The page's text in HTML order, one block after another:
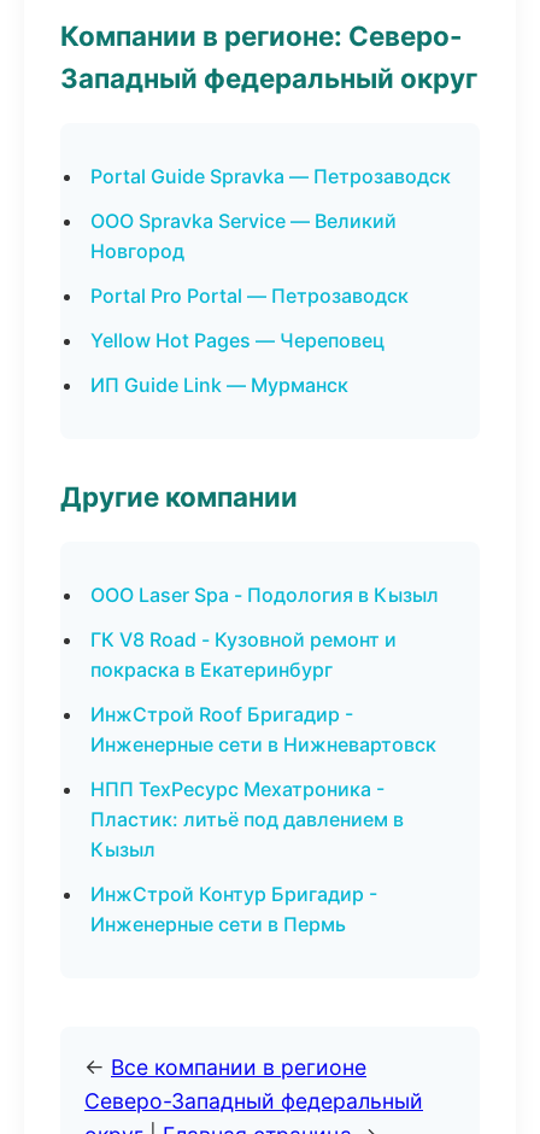
Компании в регионе: Северо-
Западный федеральный округ
Portal Guide Spravka — Петрозаводск
ООО Spravka Service — Великий
Новгород
Portal Pro Portal — Петрозаводск
Yellow Hot Pages — Череповец
ИП Guide Link — Мурманск
Другие компании
ООО Laser Spa - Подология в Кызыл
ГК V8 Road - Кузовной ремонт и
покраска в Екатеринбург
ИнжСтрой Roof Бригадир -
Инженерные сети в Нижневартовск
НПП ТехРесурс Мехатроника -
Пластик: литьё под давлением в
Кызыл
ИнжСтрой Контур Бригадир -
Инженерные сети в Пермь
← Все компании в регионе
Северо-Западный федеральный